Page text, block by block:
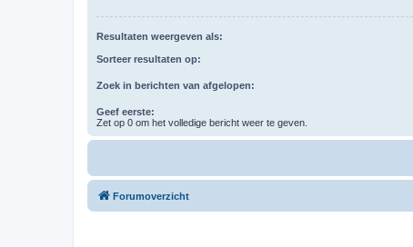
Resultaten weergeven als:
Sorteer resultaten op:
Zoek in berichten van afgelopen:
Geef eerste:
Zet op 0 om het volledige bericht weer te geven.
Forumoverzicht